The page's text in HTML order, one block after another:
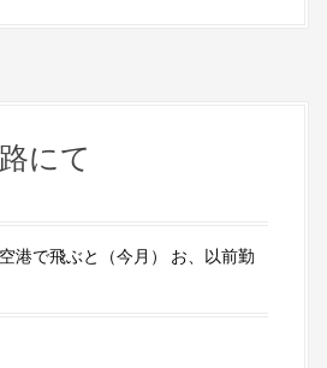
にて
港で飛ぶと（今月） お、以前勤